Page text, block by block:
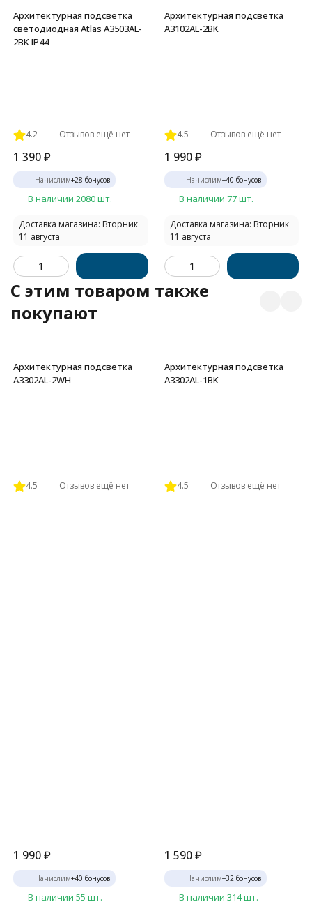
Архитектурная подсветка
светодиодная Atlas A3503AL-
2BK IP44
4.2 Отзывов ещё нет
1 390₽
Начислим+28 бонусов
В наличии 2080 шт.
Доставка магазина: Вторник
11 августа
Архитектурная подсветка
A3102AL-2BK
4.5 Отзывов ещё нет
1 990 ₽
Начислим+40 бонусов
В наличии 77 шт.
Доставка магазина: Вторник
11 августа
C этим товаром также
покупают
Архитектурная подсветка
A3302AL-2WH
4.5 Отзывов ещё нет
1 990₽
Начислим+40 бонусов
В наличии 55 шт.
Архитектурная подсветка
A3302AL-1BK
4.5 Отзывов ещё нет
1 590 ₽
Начислим+32 бонусов
В наличии 314 шт.